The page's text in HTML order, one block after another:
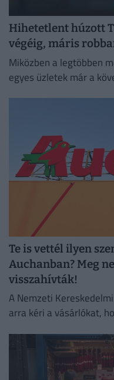
Hihetetlent húzott
végéig, máris
Miközben a legtöbben
egyes üzletek már a
Te is vettél ilyen
Auchanban? Meg
visszahívták!
A Nemzeti
arra kéri a vásárlókat,